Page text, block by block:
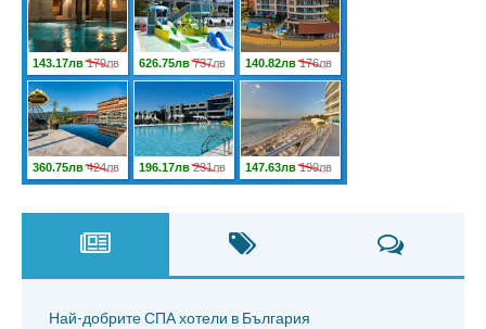
Най-добрите СПА хотели в България